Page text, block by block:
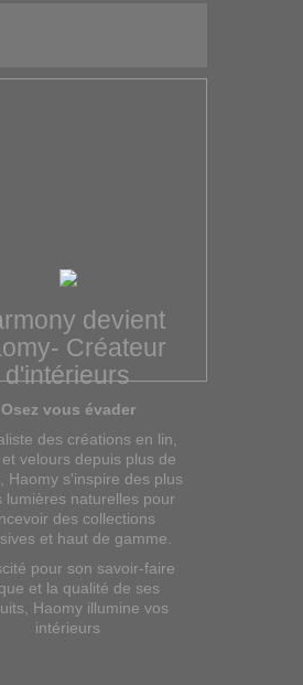
devient
Créateur
d'intérieurs
Osez vous évader
des créations en lin,
velours depuis plus de
Haomy s'inspire des plus
lumières naturelles pour
des collections
et haut de gamme.
pour son savoir-faire
et la qualité de ses
Haomy illumine vos
intérieurs